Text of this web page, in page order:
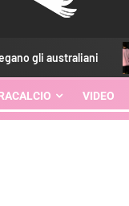
australiani
VIDEO